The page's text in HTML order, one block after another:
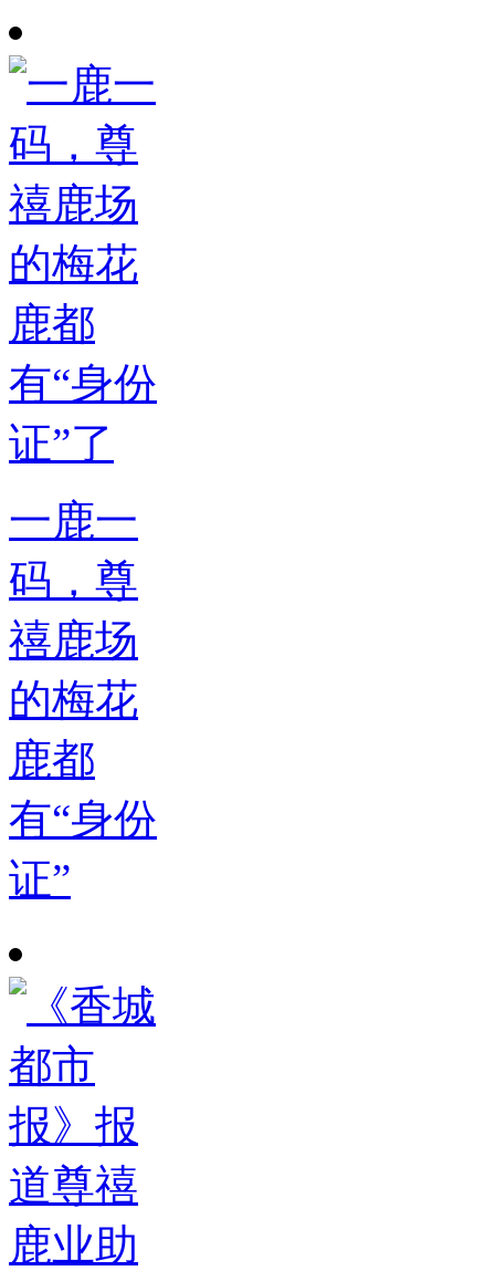
一鹿一
码，尊
禧鹿场
的梅花
鹿都
有“身份
证”